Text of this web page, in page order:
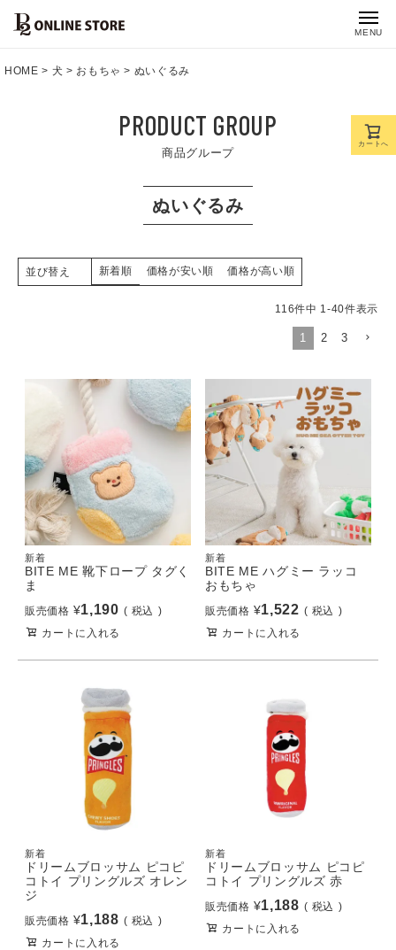
MENU
HOME 犬 おもちゃ ぬいぐるみ
PRODUCT GROUP
商品グループ
ぬいぐるみ
並び替え 新着順 価格が安い順 価格が高い順
116件中 1-40件表示
1 2 3
新着
BITE ME 靴下ロープ タグく
ま
販売価格 ¥1,190
税込
カートに入れる
新着
BITE ME ハグミー ラッコ
おもちゃ
販売価格 ¥1,522
税込
カートに入れる
新着
ドリームブロッサム ピコピ
コトイ プリングルズ オレン
ジ
販売価格 ¥1,188
税込
カートに入れる
新着
ドリームブロッサム ピコピ
コトイ プリングルズ 赤
販売価格 ¥1,188
税込
カートに入れる
カートへ